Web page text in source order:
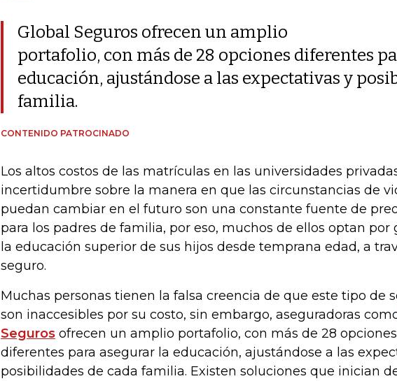
Global Seguros ofrecen un amplio
portafolio, con más de 28 opciones diferentes
educación, ajustándose a las expectativas y
familia.
CONTENIDO PATROCINADO
Los altos costos de las matrículas en las universidades
incertidumbre sobre la manera en que las circunstancias de
puedan cambiar en el futuro son una constante fuente de
para los padres de familia, por eso, muchos de ellos optan por
la educación superior de sus hijos desde temprana edad, a
seguro.
Muchas personas tienen la falsa creencia de que este tipo de
son inaccesibles por su costo, sin embargo, aseguradoras
Seguros ofrecen un amplio portafolio, con más de 28 opciones
diferentes para asegurar la educación, ajustándose a las
posibilidades de cada familia. Existen soluciones que inician